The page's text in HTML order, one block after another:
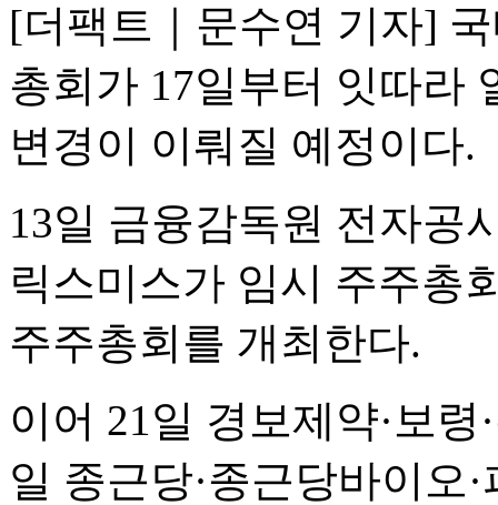
[더팩트｜문수연 기자]
총회가 17일부터 잇따라
변경이 이뤄질 예정이다.
13일 금융감독원 전자공
릭스미스가 임시 주주총
주주총회를 개최한다.
이어 21일 경보제약·보
일 종근당·종근당바이오